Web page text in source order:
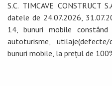
S.C. TIMCAVE
datele de 24.07.2026,
14, bunuri mobile
autoturisme,
bunuri mobile, la prețul de